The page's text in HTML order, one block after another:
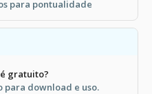
para pontualidade
gratuito?
para download e uso.